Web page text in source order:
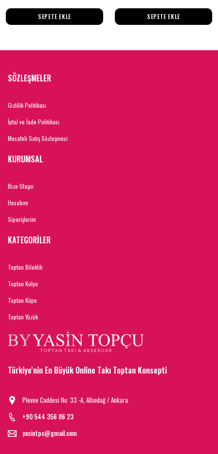
SEPETE EKLE SEPETE EKLE
SÖZLEŞMELER
Gizlilik Politikası
İptal ve İade Politikası
Mesafeli Satış Sözleşmesi
KURUMSAL
Bize Ulaşın
Hesabım
Siparişlerim
KATEGORİLER
Toptan Bileklik
Toptan Kolye
Toptan Küpe
Toptan Yüzük
Türkiye'nin En Büyük Online Takı Toptan Konsepti
Plevne Caddesi No: 33 -A, Altındağ / Ankara
+90 544 356 86 23
yasintpc@gmail.com